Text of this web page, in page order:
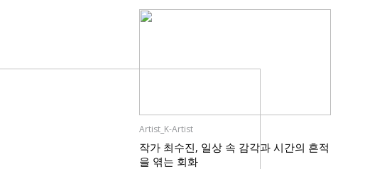
Artist_K-Artist
작가 최수진, 일상 속 감각과 시간의 흔적
을 엮는 회화